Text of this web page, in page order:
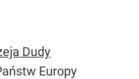
Dudy
Europy